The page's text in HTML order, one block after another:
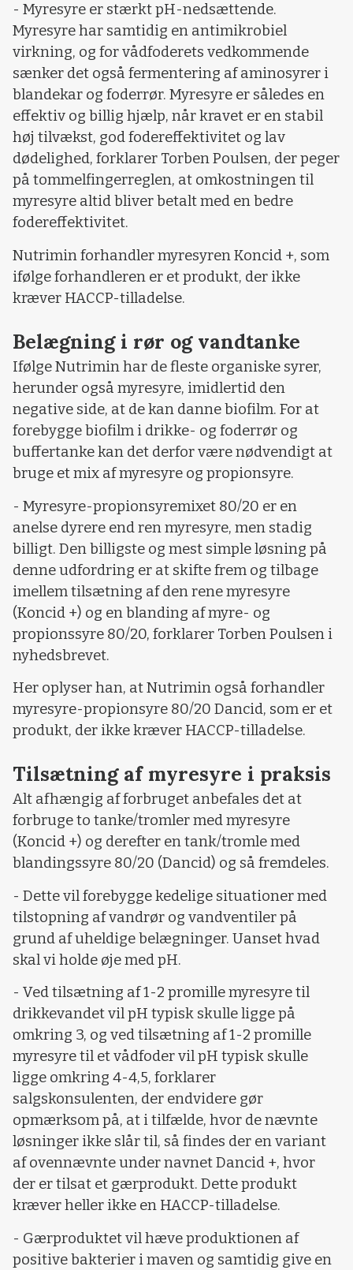
- Myresyre er stærkt pH-nedsættende.
Myresyre har samtidig en antimikrobiel
virkning, og for vådfoderets vedkommende
sænker det også fermentering af aminosyrer i
blandekar og foderrør. Myresyre er således en
effektiv og billig hjælp, når kravet er en stabil
høj tilvækst, god fodereffektivitet og lav
dødelighed, forklarer Torben Poulsen, der peger
på tommelfingerreglen, at omkostningen til
myresyre altid bliver betalt med en bedre
fodereffektivitet.
Nutrimin forhandler myresyren Koncid +, som
ifølge forhandleren er et produkt, der ikke
kræver HACCP-tilladelse.
Belægning i rør og vandtanke
Ifølge Nutrimin har de fleste organiske syrer,
herunder også myresyre, imidlertid den
negative side, at de kan danne biofilm. For at
forebygge biofilm i drikke- og foderrør og
buffertanke kan det derfor være nødvendigt at
bruge et mix af myresyre og propionsyre.
- Myresyre-propionsyremixet 80/20 er en
anelse dyrere end ren myresyre, men stadig
billigt. Den billigste og mest simple løsning på
denne udfordring er at skifte frem og tilbage
imellem tilsætning af den rene myresyre
(Koncid +) og en blanding af myre- og
propionssyre 80/20, forklarer Torben Poulsen i
nyhedsbrevet.
Her oplyser han, at Nutrimin også forhandler
myresyre-propionsyre 80/20 Dancid, som er et
produkt, der ikke kræver HACCP-tilladelse.
Tilsætning af myresyre i praksis
Alt afhængig af forbruget anbefales det at
forbruge to tanke/tromler med myresyre
(Koncid +) og derefter en tank/tromle med
blandingssyre 80/20 (Dancid) og så fremdeles.
- Dette vil forebygge kedelige situationer med
tilstopning af vandrør og vandventiler på
grund af uheldige belægninger. Uanset hvad
skal vi holde øje med pH.
- Ved tilsætning af 1-2 promille myresyre til
drikkevandet vil pH typisk skulle ligge på
omkring 3, og ved tilsætning af 1-2 promille
myresyre til et vådfoder vil pH typisk skulle
ligge omkring 4-4,5, forklarer
salgskonsulenten, der endvidere gør
opmærksom på, at i tilfælde, hvor de nævnte
løsninger ikke slår til, så findes der en variant
af ovennævnte under navnet Dancid +, hvor
der er tilsat et gærprodukt. Dette produkt
kræver heller ikke en HACCP-tilladelse.
- Gærproduktet vil hæve produktionen af
positive bakterier i maven og samtidig give en